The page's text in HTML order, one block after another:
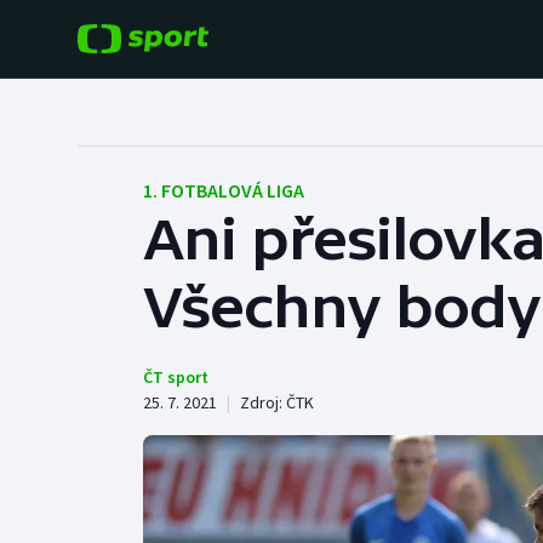
Hokej
Tenis
Cyklistika
Baseball a softbal
Basketbal
Boby a skeleton
Box
1. FOTBALOVÁ LIGA
Ani
Všechny
ČT sport
25. 7. 2021 | Zdroj: ČTK